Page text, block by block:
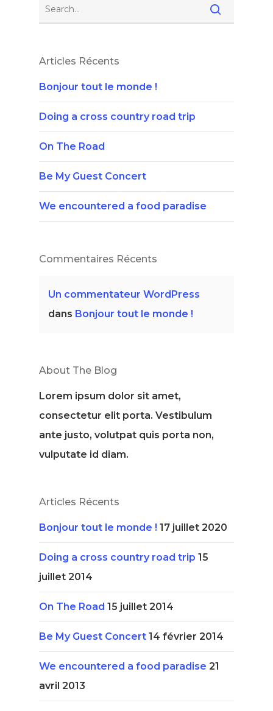
Articles Récents
Bonjour tout le monde !
Doing a cross country road trip
On The Road
Be My Guest Concert
We encountered a food paradise
Commentaires Récents
Un commentateur WordPress
dans Bonjour tout le monde !
About The Blog
Lorem ipsum dolor sit amet,
consectetur elit porta. Vestibulum
ante justo, volutpat quis porta non,
vulputate id diam.
Articles Récents
Bonjour tout le monde ! 17 juillet 2020
Doing a cross country road trip 15
juillet 2014
On The Road 15 juillet 2014
Be My Guest Concert 14 février 2014
We encountered a food paradise 21
avril 2013